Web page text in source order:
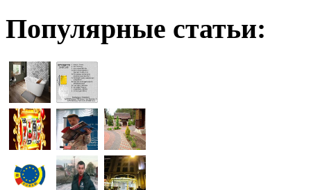
Популярные статьи: